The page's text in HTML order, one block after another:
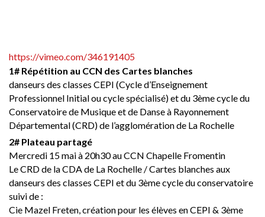
https://vimeo.com/346191405
1# Répétition au CCN des Cartes blanches
danseurs des classes CEPI (Cycle d’Enseignement
Professionnel Initial ou cycle spécialisé) et du 3ème cycle du
Conservatoire de Musique et de Danse à Rayonnement
Départemental (CRD) de l’agglomération de La Rochelle
2# Plateau partagé
Mercredi 15 mai à 20h30 au CCN Chapelle Fromentin
Le CRD de la CDA de La Rochelle / Cartes blanches aux
danseurs des classes CEPI et du 3ème cycle du conservatoire
suivi de :
Cie Mazel Freten, création pour les élèves en CEPI & 3ème